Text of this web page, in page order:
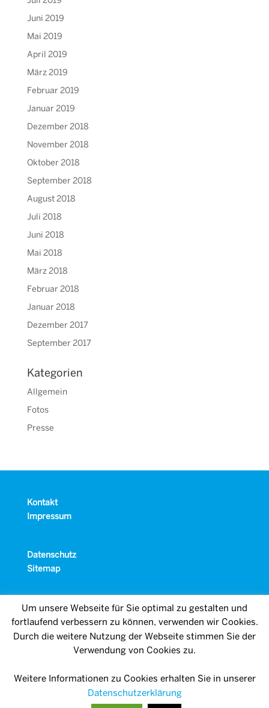
Juni 2019
Mai 2019
April 2019
März 2019
Februar 2019
Januar 2019
Dezember 2018
November 2018
Oktober 2018
September 2018
August 2018
Juli 2018
Juni 2018
Mai 2018
März 2018
Februar 2018
Januar 2018
Dezember 2017
September 2017
Kategorien
Allgemein
Fotos
Presse
Kontakt
Impressum
Datenschutz
Sitemap
Um unsere Webseite für Sie optimal zu gestalten und
fortlaufend verbessern zu können, verwenden wir Cookies.
Durch die weitere Nutzung der Webseite stimmen Sie der
Verwendung von Cookies zu.
Weitere Informationen zu Cookies erhalten Sie in unserer
Datenschutzerklärung